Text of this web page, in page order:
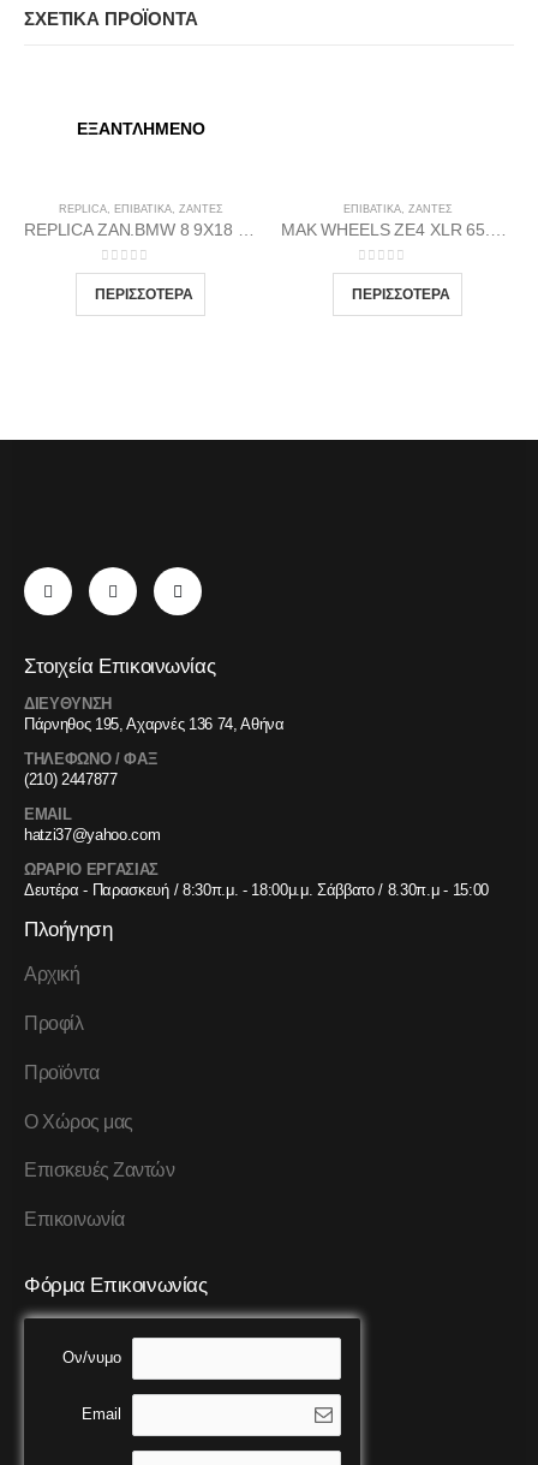
ΣΧΕΤΙΚΆ ΠΡΟΪΌΝΤΑ
ΕΞΑΝΤΛΗΜΈΝΟ
REPLICA, ΕΠΙΒΑΤΙΚΑ, ΖΆΝΤΕΣ
0out of 5
ΕΠΙΒΑΤΙΚΑ, ΖΆΝΤΕΣ
0out of 5
Στοιχεία Επικοινωνίας
ΔΙΕΥΘΥΝΣΗ
Πάρνηθος 195, Αχαρνές 136 74, Αθήνα
ΤΗΛΕΦΩΝΟ / ΦΑΞ
(210) 2447877
EMAIL
hatzi37@yahoo.com
ΩΡΑΡΙΟ ΕΡΓΑΣΙΑΣ
Δευτέρα - Παρασκευή / 8:30π.μ. - 18:00μ.μ. Σάββατο / 8.30π.μ - 15:00
Πλοήγηση
Αρχική
Προφίλ
Προϊόντα
Ο Χώρος μας
Επισκευές Ζαντών
Επικοινωνία
Φόρμα Επικοινωνίας
Ον/νυμο
Email